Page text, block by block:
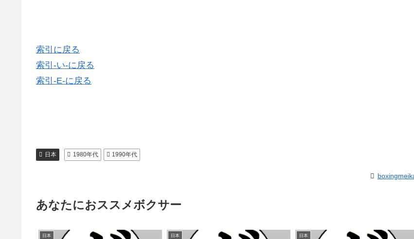
索引に戻る
索引-い-に戻る
索引-E-に戻る
日本 1980年代 1990年代
あなたにおススメボクサー
日本 日本 日本